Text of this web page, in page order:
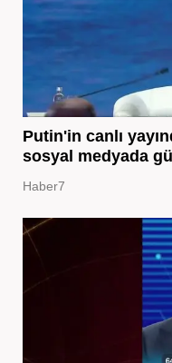
Putin'in canlı
sosyal medyada
Haber7